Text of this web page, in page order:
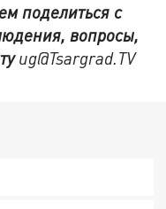
поделиться с
вопросы,
ug@Tsargrad.TV